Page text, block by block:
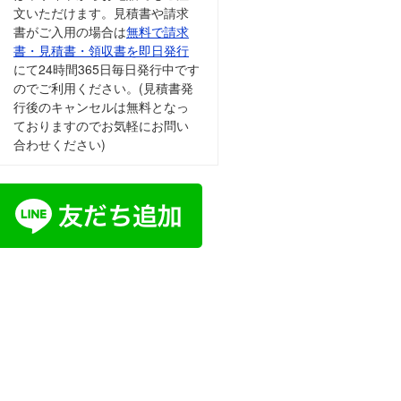
文いただけます。見積書や請求
書がご入用の場合は無料で請求
書・見積書・領収書を即日発行
にて24時間365日毎日発行中です
のでご利用ください。(見積書発
行後のキャンセルは無料となっ
ておりますのでお気軽にお問い
合わせください)